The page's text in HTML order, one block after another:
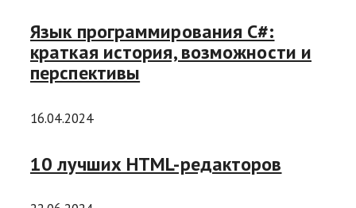
Язык программирования C#:
краткая история, возможности и
перспективы
16.04.2024
10 лучших HTML-редакторов